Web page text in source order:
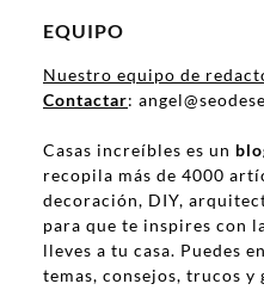
EQUIPO
Nuestro equipo de
Contactar:
Casas increíbles es un
recopila más de 4000
decoración, DIY,
para que te inspires con
lleves a tu casa. Puedes
temas, consejos, trucos y